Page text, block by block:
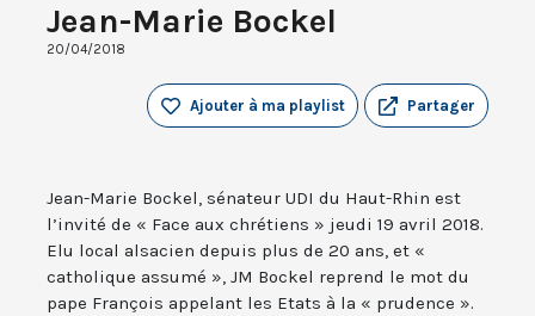
Jean-Marie Bockel
20/04/2018
Partager
Ajouter à ma playlist
Jean-Marie Bockel, sénateur UDI du Haut-Rhin est
l’invité de « Face aux chrétiens » jeudi 19 avril 2018.
Elu local alsacien depuis plus de 20 ans, et «
catholique assumé », JM Bockel reprend le mot du
pape François appelant les Etats à la « prudence ».